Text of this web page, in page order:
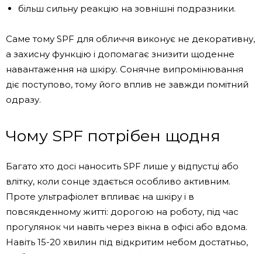
більш сильну реакцію на зовнішні подразники.
Саме тому SPF для обличчя виконує не декоративну,
а захисну функцію і допомагає знизити щоденне
навантаження на шкіру. Сонячне випромінювання
діє поступово, тому його вплив не завжди помітний
одразу.
Чому SPF потрібен щодня
Багато хто досі наносить SPF лише у відпустці або
влітку, коли сонце здається особливо активним.
Проте ультрафіолет впливає на шкіру і в
повсякденному житті: дорогою на роботу, під час
прогулянок чи навіть через вікна в офісі або вдома.
Навіть 15-20 хвилин під відкритим небом достатньо,